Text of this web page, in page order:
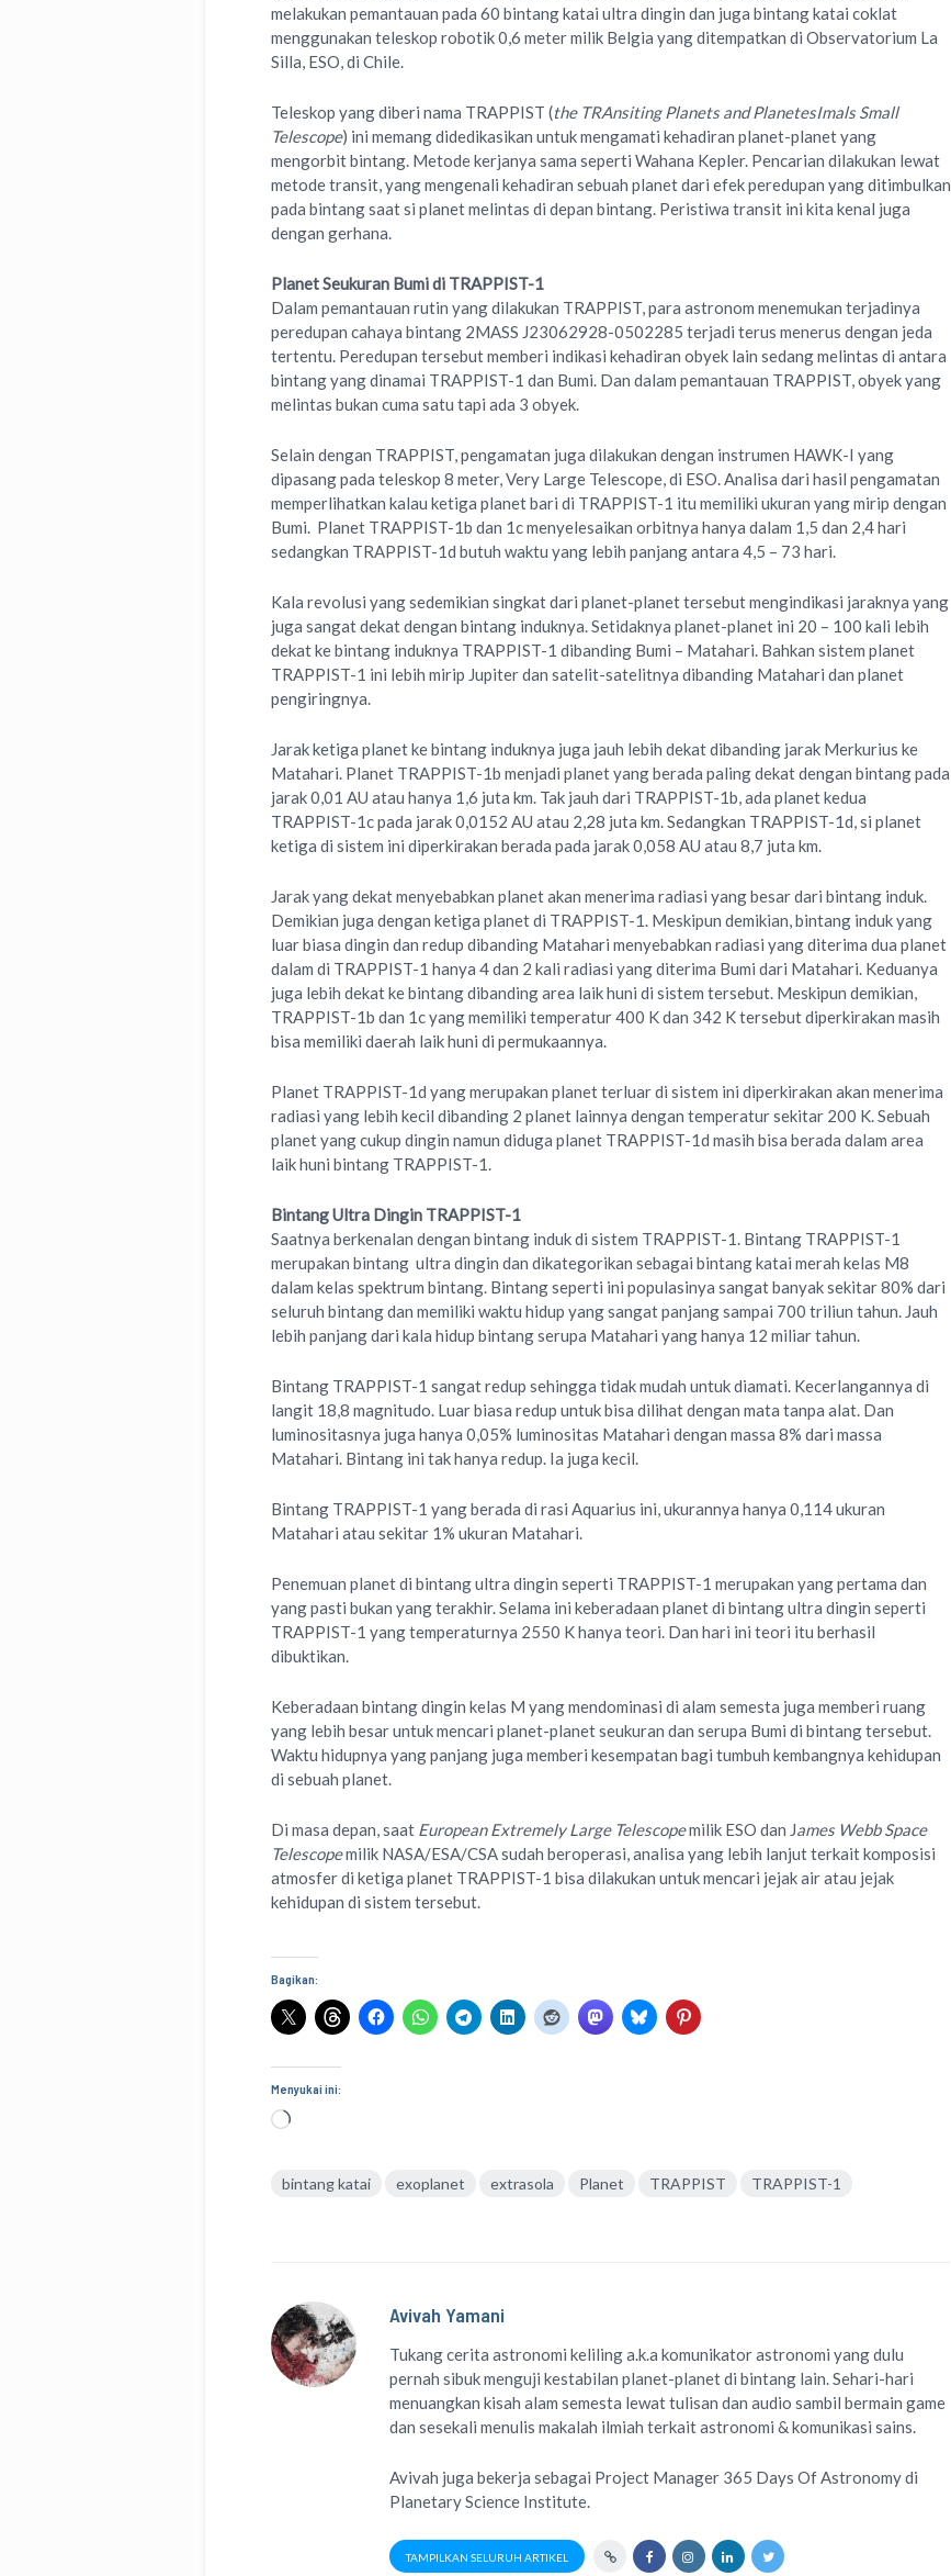
melakukan pemantauan pada 60 bintang katai ultra dingin dan juga bintang katai coklat
menggunakan teleskop robotik 0,6 meter milik Belgia yang ditempatkan di Observatorium La
Silla, ESO, di Chile.
Teleskop yang diberi nama TRAPPIST (the TRAnsiting Planets and PlanetesImals Small
Telescope) ini memang didedikasikan untuk mengamati kehadiran planet-planet yang
mengorbit bintang. Metode kerjanya sama seperti Wahana Kepler. Pencarian dilakukan lewat
metode transit, yang mengenali kehadiran sebuah planet dari efek peredupan yang ditimbulkan
pada bintang saat si planet melintas di depan bintang. Peristiwa transit ini kita kenal juga
dengan gerhana.
Planet Seukuran Bumi di TRAPPIST-1
Dalam pemantauan rutin yang dilakukan TRAPPIST, para astronom menemukan terjadinya
peredupan cahaya bintang 2MASS J23062928-0502285 terjadi terus menerus dengan jeda
tertentu. Peredupan tersebut memberi indikasi kehadiran obyek lain sedang melintas di antara
bintang yang dinamai TRAPPIST-1 dan Bumi. Dan dalam pemantauan TRAPPIST, obyek yang
melintas bukan cuma satu tapi ada 3 obyek.
Selain dengan TRAPPIST, pengamatan juga dilakukan dengan instrumen HAWK-I yang
dipasang pada teleskop 8 meter, Very Large Telescope, di ESO. Analisa dari hasil pengamatan
memperlihatkan kalau ketiga planet bari di TRAPPIST-1 itu memiliki ukuran yang mirip dengan
Bumi. Planet TRAPPIST-1b dan 1c menyelesaikan orbitnya hanya dalam 1,5 dan 2,4 hari
sedangkan TRAPPIST-1d butuh waktu yang lebih panjang antara 4,5 – 73 hari.
Kala revolusi yang sedemikian singkat dari planet-planet tersebut mengindikasi jaraknya yang
juga sangat dekat dengan bintang induknya. Setidaknya planet-planet ini 20 – 100 kali lebih
dekat ke bintang induknya TRAPPIST-1 dibanding Bumi – Matahari. Bahkan sistem planet
TRAPPIST-1 ini lebih mirip Jupiter dan satelit-satelitnya dibanding Matahari dan planet
pengiringnya.
Jarak ketiga planet ke bintang induknya juga jauh lebih dekat dibanding jarak Merkurius ke
Matahari. Planet TRAPPIST-1b menjadi planet yang berada paling dekat dengan bintang pada
jarak 0,01 AU atau hanya 1,6 juta km. Tak jauh dari TRAPPIST-1b, ada planet kedua
TRAPPIST-1c pada jarak 0,0152 AU atau 2,28 juta km. Sedangkan TRAPPIST-1d, si planet
ketiga di sistem ini diperkirakan berada pada jarak 0,058 AU atau 8,7 juta km.
Jarak yang dekat menyebabkan planet akan menerima radiasi yang besar dari bintang induk.
Demikian juga dengan ketiga planet di TRAPPIST-1. Meskipun demikian, bintang induk yang
luar biasa dingin dan redup dibanding Matahari menyebabkan radiasi yang diterima dua planet
dalam di TRAPPIST-1 hanya 4 dan 2 kali radiasi yang diterima Bumi dari Matahari. Keduanya
juga lebih dekat ke bintang dibanding area laik huni di sistem tersebut. Meskipun demikian,
TRAPPIST-1b dan 1c yang memiliki temperatur 400 K dan 342 K tersebut diperkirakan masih
bisa memiliki daerah laik huni di permukaannya.
Planet TRAPPIST-1d yang merupakan planet terluar di sistem ini diperkirakan akan menerima
radiasi yang lebih kecil dibanding 2 planet lainnya dengan temperatur sekitar 200 K. Sebuah
planet yang cukup dingin namun diduga planet TRAPPIST-1d masih bisa berada dalam area
laik huni bintang TRAPPIST-1.
Bintang Ultra Dingin TRAPPIST-1
Saatnya berkenalan dengan bintang induk di sistem TRAPPIST-1. Bintang TRAPPIST-1
merupakan bintang ultra dingin dan dikategorikan sebagai bintang katai merah kelas M8
dalam kelas spektrum bintang. Bintang seperti ini populasinya sangat banyak sekitar 80% dari
seluruh bintang dan memiliki waktu hidup yang sangat panjang sampai 700 triliun tahun. Jauh
lebih panjang dari kala hidup bintang serupa Matahari yang hanya 12 miliar tahun.
Bintang TRAPPIST-1 sangat redup sehingga tidak mudah untuk diamati. Kecerlangannya di
langit 18,8 magnitudo. Luar biasa redup untuk bisa dilihat dengan mata tanpa alat. Dan
luminositasnya juga hanya 0,05% luminositas Matahari dengan massa 8% dari massa
Matahari. Bintang ini tak hanya redup. Ia juga kecil.
Bintang TRAPPIST-1 yang berada di rasi Aquarius ini, ukurannya hanya 0,114 ukuran
Matahari atau sekitar 1% ukuran Matahari.
Penemuan planet di bintang ultra dingin seperti TRAPPIST-1 merupakan yang pertama dan
yang pasti bukan yang terakhir. Selama ini keberadaan planet di bintang ultra dingin seperti
TRAPPIST-1 yang temperaturnya 2550 K hanya teori. Dan hari ini teori itu berhasil
dibuktikan.
Keberadaan bintang dingin kelas M yang mendominasi di alam semesta juga memberi ruang
yang lebih besar untuk mencari planet-planet seukuran dan serupa Bumi di bintang tersebut.
Waktu hidupnya yang panjang juga memberi kesempatan bagi tumbuh kembangnya kehidupan
di sebuah planet.
Di masa depan, saat European Extremely Large Telescopemilik ESO dan James Webb Space
Telescopemilik NASA/ESA/CSA sudah beroperasi, analisa yang lebih lanjut terkait komposisi
atmosfer di ketiga planet TRAPPIST-1 bisa dilakukan untuk mencari jejak air atau jejak
kehidupan di sistem tersebut.
Bagikan:
Menyukai ini:
Memuat...
bintang katai exoplanet extrasola Planet TRAPPIST TRAPPIST-1
Avivah Yamani
Tukang cerita astronomi kelilinga.k.akomunikator astronomi yang dulu
pernah sibuk menguji kestabilan planet-planet di bintang lain. Sehari-hari
menuangkan kisah alam semesta lewattulisandanaudio sambil bermain game
dan sesekali menulismakalah ilmiah terkait astronomi &komunikasi sains.
Avivah juga bekerja sebagai Project Manager 365 Days Of Astronomydi
Planetary Science Institute.
TAMPILKAN SELURUH ARTIKEL